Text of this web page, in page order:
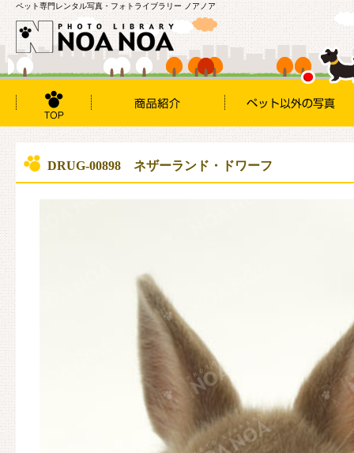
ペット専門レンタル写真・フォトライブラリー ノアノア
DRUG-00898 ネザーランド・ドワーフ